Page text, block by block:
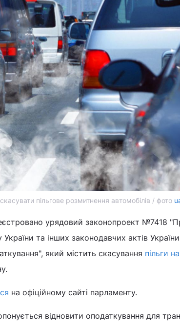
пільгове розмитнення автомобілів / фото
урядовий законопроект №7418
та інших законодавчих актів
який містить скасування пільги
на офіційному сайті парламенту.
відновити оподаткування для